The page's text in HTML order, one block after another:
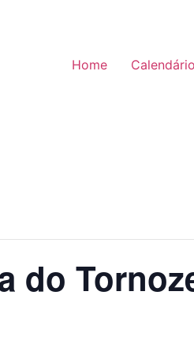
Home
Calendário
do